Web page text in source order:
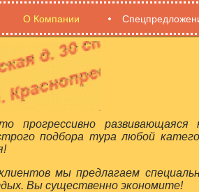
О Компании
прогрессивно развивающаяся
подбора тура любой
мы предлагаем
Вы существенно экономите!